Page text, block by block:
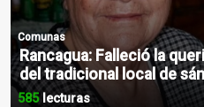
Comunas
Rancagua: Falleció la
del tradicional local de
585lecturas